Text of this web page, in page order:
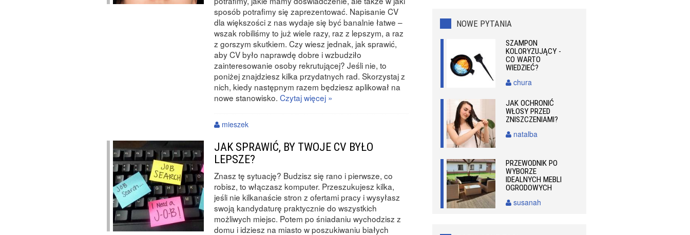
sposób potrafimy się zaprezentować. Napisanie CV
dla większości z nas wydaje się być banalnie łatwe –
wszak robiliśmy to już wiele razy, raz z lepszym, a raz
z gorszym skutkiem. Czy wiesz jednak, jak sprawić,
aby CV było naprawdę dobre i wzbudziło
zainteresowanie osoby rekrutującej? Jeśli nie, to
poniżej znajdziesz kilka przydatnych rad. Skorzystaj z
nich, kiedy następnym razem będziesz aplikował na
nowe stanowisko.Czytaj więcej »
mieszek
JAK SPRAWIĆ, BY TWOJE CV BYŁO
LEPSZE?
Znasz tę sytuację? Budzisz się rano i pierwsze, co
robisz, to włączasz komputer. Przeszukujesz kilka,
jeśli nie kilkanaście stron z ofertami pracy i wysyłasz
swoją kandydaturę praktycznie do wszystkich
możliwych miejsc. Potem po śniadaniu wychodzisz z
domu i idziesz na miasto w poszukiwaniu białych
NOWE PYTANIA
SZAMPON
KOLORYZUJĄCY -
CO WARTO
WIEDZIEĆ?
chura
JAK OCHRONIĆ
WŁOSY PRZED
ZNISZCZENIAMI?
natalba
PRZEWODNIK PO
WYBORZE
IDEALNYCH MEBLI
OGRODOWYCH
susanah